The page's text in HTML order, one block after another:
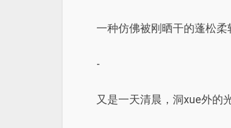
一种仿佛被刚晒干的蓬松柔
-
又是一天清晨，洞xue外的